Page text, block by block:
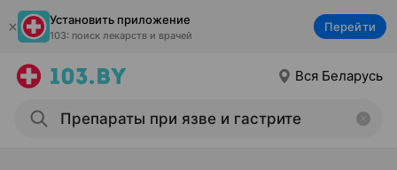
Установить приложение
103: поиск лекарств и врачей
Перейти
Вся Беларусь